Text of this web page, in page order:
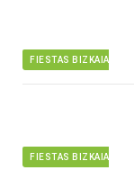
FIESTAS BIZKAIA
FIESTAS BIZKAIA